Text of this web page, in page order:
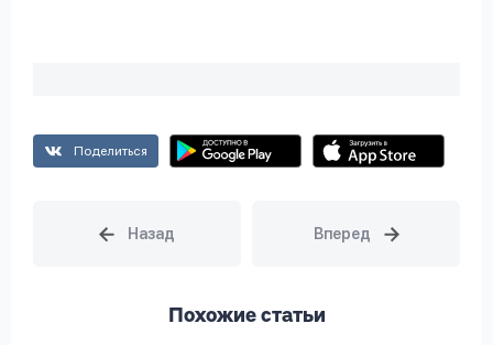
Поделиться
Похожие статьи